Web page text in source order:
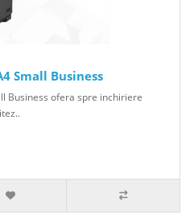
Small Business
Business ofera spre inchiriere